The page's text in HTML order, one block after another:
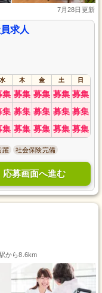
7月28日更新
求人
水 木 金 土 日
集 募集 募集 募集 募集
集 募集 募集 募集 募集
集 募集 募集 募集 募集
躍 社会保険完備
応募画面へ進む
から8.6km